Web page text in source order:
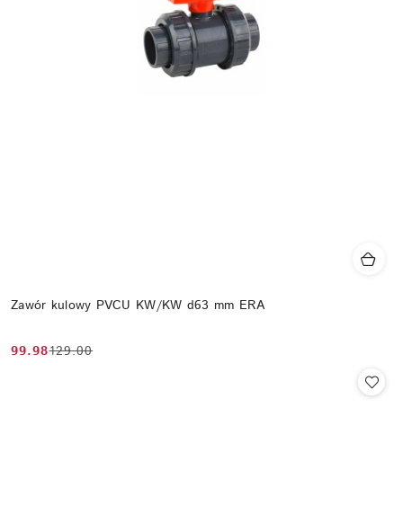
Zawór kulowy PVCU KW/KW d63 mm ERA
Cena
99.98
Cena 129.00